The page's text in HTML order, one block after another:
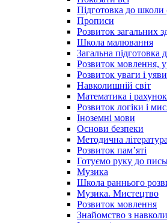
Підготовка до школи
Прописи
Розвиток загальних
Школа малювання
Загальна підготовка
Розвиток мовлення,
Розвиток уваги і уяви
Навколишній світ
Математика і рахунок
Розвиток логіки і
Іноземні мови
Основи безпеки
Методична література
Розвиток пам’яті
Готуємо руку до
Музика
Школа раннього
Музика. Мистецтво
Розвиток мовлення
Знайомство з